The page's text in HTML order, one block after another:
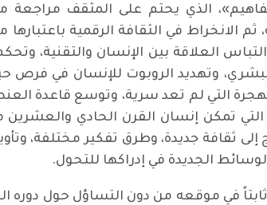
الذي يحتم على المثقف
ثم الانخراط في الثقافة الرقمية
العلاقة بين الإنسان والتقنية،
وتهديد الروبوت للإنسان في فرص
التي لم تعد سرية، وتوسع قاعدة
التي تمكن إنسان القرن الحادي
إلى ثقافة جديدة، وطرق تفكير مختلفة،
الجديدة في إدراكها للتحول.
في موقعه من دون التساؤل حول دوره